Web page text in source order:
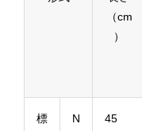
（cm
）
標
N
45